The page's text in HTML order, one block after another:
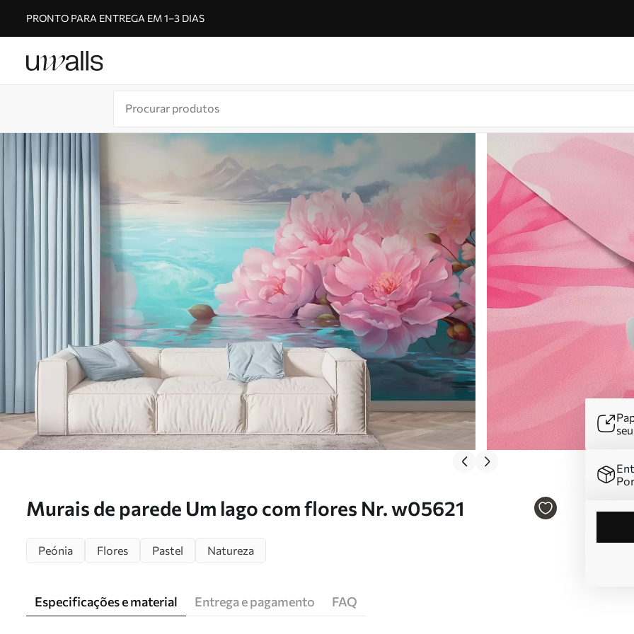
PRONTO PARA ENTREGA EM 1–3 DIAS
Murais de parede Um lago com flores Nr. w05621
Peónia Flores Pastel Natureza
Especificações e material Entrega e pagamento FAQ